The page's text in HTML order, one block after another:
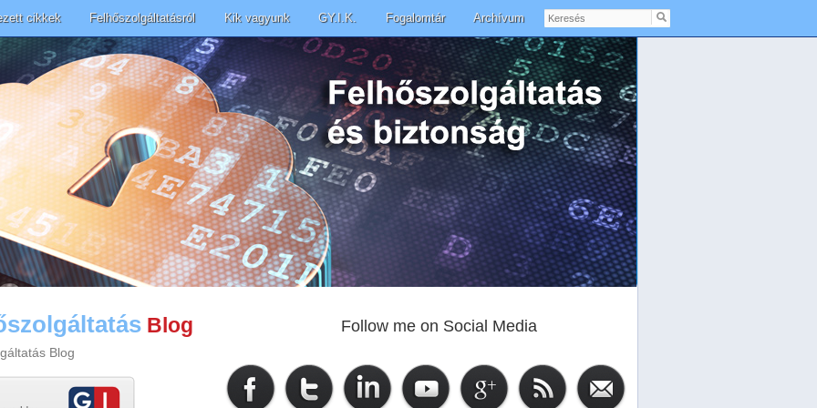
cikkek Felhőszolgáltatásról Kik vagyunk GY.I.K. Fogalomtár Archívum
Keresés
Blog
Blog
Follow me on Social Media